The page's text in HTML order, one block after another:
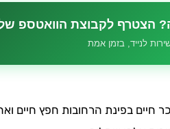
הצטרף לקבוצת הוואטספ
לנייד, בזמן אמת
חיים בפינת הרחובות חפץ חיים